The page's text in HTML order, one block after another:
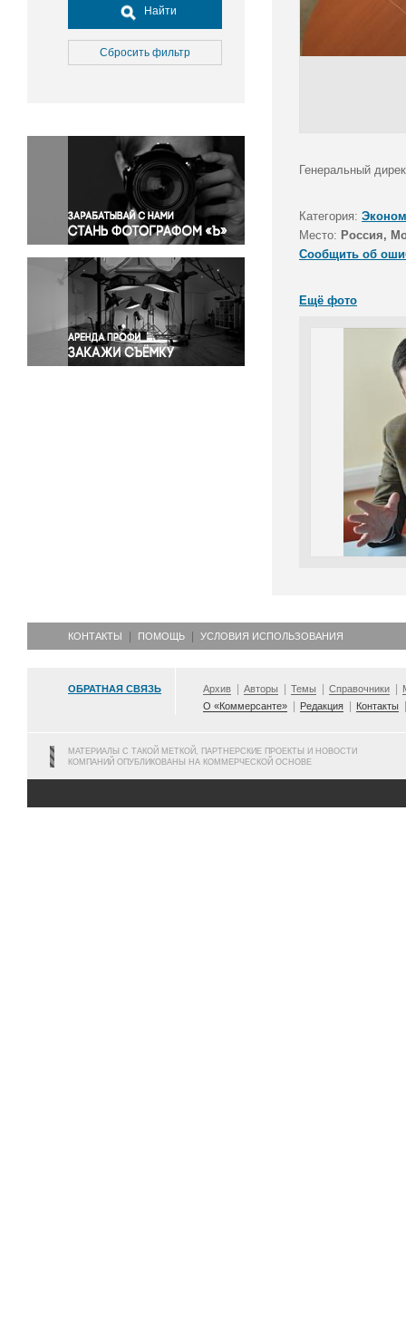
Досуг, туризм и отдых
Культура
Медицина
Окружающая среда
Политика
Правосудие
Происшествия и конфликты
Религия
Светская жизнь
Спорт
Экология
Экономика и бизнес
Найти
Сбросить фильтр
Генеральный
Категория:
Место: Россия,
Сообщить об
Ещё фото
КОНТАКТЫ ПОМОЩЬ УСЛОВИЯ ИСПОЛЬЗОВАНИЯ
ОБРАТНАЯ СВЯЗЬ Архив Авторы Темы Справочники
О «Коммерсанте»
Редакция Контакты
МАТЕРИАЛЫ С ТАКОЙ МЕТКОЙ, ПАРТНЕРСКИЕ ПРОЕКТЫ И НОВОСТИ
КОМПАНИЙ ОПУБЛИКОВАНЫ НА КОММЕРЧЕСКОЙ ОСНОВЕ